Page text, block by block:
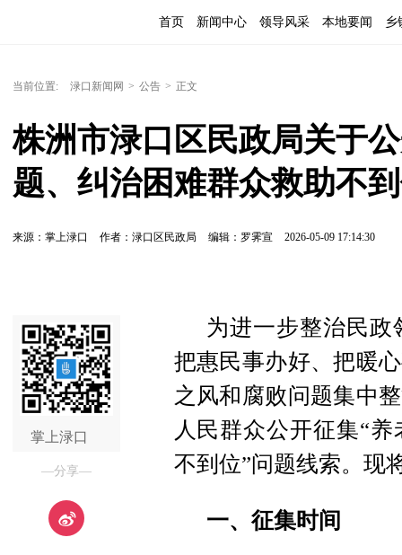
首页 新闻中心 领导风采 本地要闻 乡
当前位置: 渌口新闻网 > 公告 > 正文
株洲市渌口区民政局关于
题、纠治困难群众救助不
来源：掌上渌口 作者：渌口区民政局 编辑：罗霁宣 2026-05-09 17:14:30
掌上渌口
—分享—
为进一步整治民
把惠民事办好、把暖
之风和腐败问题集中
人民群众公开征集“
不到位”问题线索。现
一、征集时间